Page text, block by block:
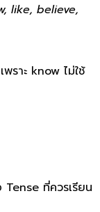
like, believe,
ราะ know ไม่ใช้
ที่ควรเรียน